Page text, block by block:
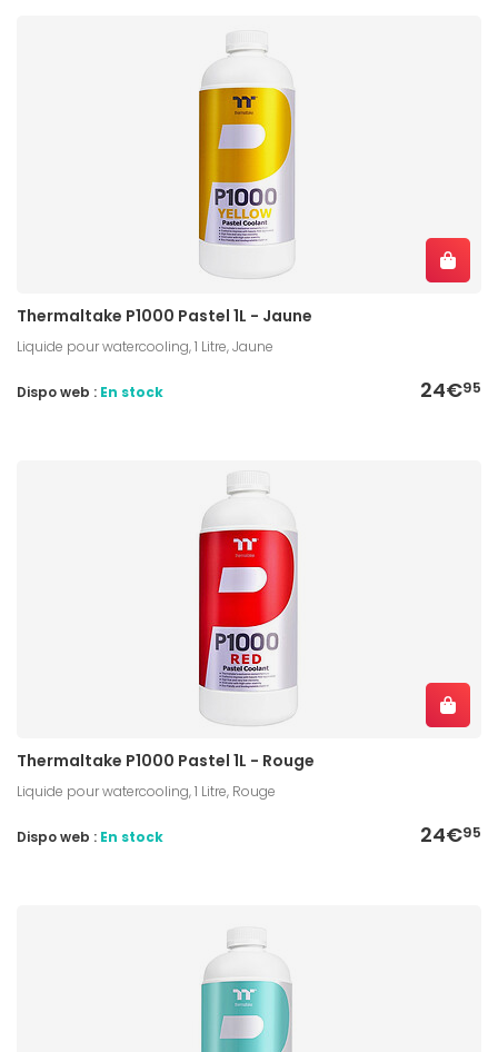
Thermaltake P1000 Pastel 1L - Jaune
Liquide pour watercooling, 1 Litre, Jaune
24€95
Dispo web : En stock
Thermaltake P1000 Pastel 1L - Rouge
Liquide pour watercooling, 1 Litre, Rouge
24€95
Dispo web : En stock